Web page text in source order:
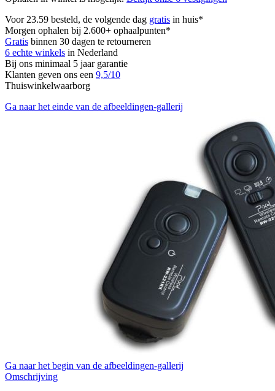
Voor 23.59 besteld, de volgende dag gratis in huis*
Morgen ophalen bij 2.600+ ophaalpunten*
Gratis binnen 30 dagen te retourneren
6 echte winkels in Nederland
Bij ons minimaal 5 jaar garantie
Klanten geven ons een 9,5/10
Thuiswinkelwaarborg
Ga naar het einde van de afbeeldingen-gallerij
Ga naar het begin van de afbeeldingen-gallerij
Omschrijving